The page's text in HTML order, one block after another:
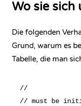
Wo sie sich
Die folgenden
Grund, warum es
Tabelle, die man
//
// must be